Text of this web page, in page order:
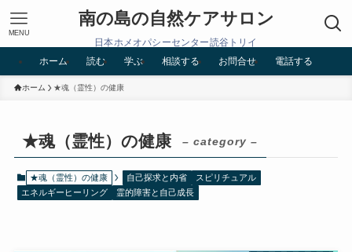
南の島の自然ケアサロン
日本ホメオパシーセンター読谷トリイ
MENU
ホーム 読む 学ぶ 相談する お問合せ 電話する
ホーム ★魂（霊性）の健康
★魂（霊性）の健康 – category –
★魂（霊性）の健康 自己探求と内省
スピリチュアル
エネルギーヒーリング
霊的障害と自己成長